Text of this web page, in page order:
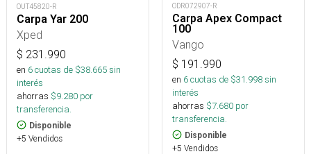
OUT45820-R
Carpa Yar 200
Xped
$ 231.990
en 6cuotas de $38.665sin
interés
ahorras $9.280 por
transferencia.
Disponible
+5 Vendidos
ODR072907-R
Carpa Apex Compact
100
Vango
$ 191.990
en 6cuotas de $31.998sin
interés
ahorras $7.680 por
transferencia.
Disponible
+5 Vendidos